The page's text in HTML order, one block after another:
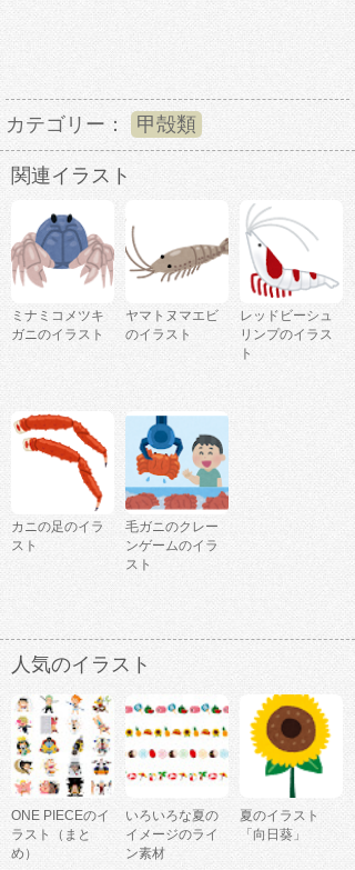
カテゴリー： 甲殻類
関連イラスト
ミナミコメツキ
ガニのイラスト
ヤマトヌマエビ
のイラスト
レッドビーシュ
リンプのイラス
ト
カニの足のイラ
スト
毛ガニのクレー
ンゲームのイラ
スト
人気のイラスト
ONE PIECEのイ
ラスト（まと
め）
いろいろな夏の
イメージのライ
ン素材
夏のイラスト
「向日葵」